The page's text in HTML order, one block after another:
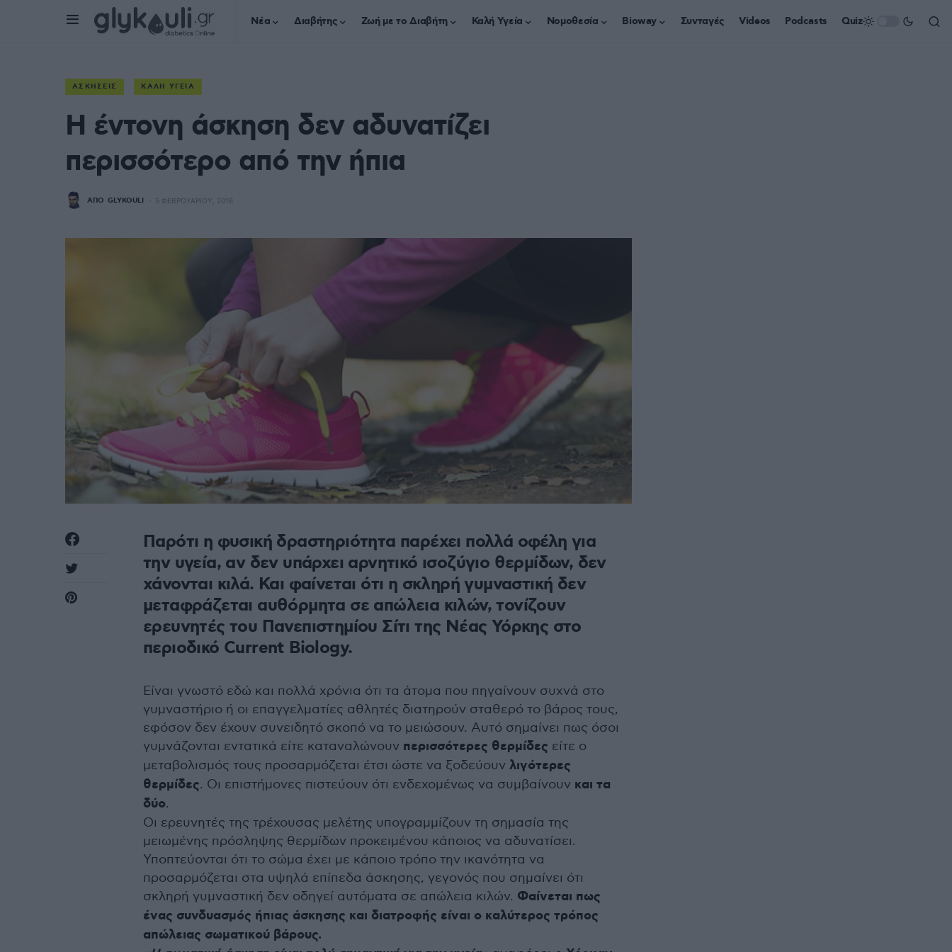
Νέα Διαβήτης Ζωή με το Διαβήτη Καλή Υγεία Νομοθεσία Bioway Συνταγές Videos Podcasts Quiz
ΑΣΚΉΣΕΙΣ ΚΑΛΉ ΥΓΕΊΑ
Η έντονη άσκηση δεν αδυνατίζει
περισσότερο από την ήπια
ΑΠΌ GLYKOULI 5 ΦΕΒΡΟΥΑΡΊΟΥ, 2016
Παρότι η φυσική δραστηριότητα παρέχει πολλά οφέλη για
την υγεία, αν δεν υπάρχει αρνητικό ισοζύγιο θερμίδων, δεν
χάνονται κιλά. Και φαίνεται ότι η σκληρή γυμναστική δεν
μεταφράζεται αυθόρμητα σε απώλεια κιλών, τονίζουν
ερευνητές του Πανεπιστημίου Σίτι της Νέας Υόρκης στο
περιοδικό Current Biology.
Είναι γνωστό εδώ και πολλά χρόνια ότι τα άτομα που πηγαίνουν συχνά στο
γυμναστήριο ή οι επαγγελματίες αθλητές διατηρούν σταθερό το βάρος τους,
εφόσον δεν έχουν συνειδητό σκοπό να το μειώσουν. Αυτό σημαίνει πως όσοι
γυμνάζονται εντατικά είτε καταναλώνουν περισσότερες θερμίδες είτε ο
μεταβολισμός τους προσαρμόζεται έτσι ώστε να ξοδεύουν λιγότερες
θερμίδες. Οι επιστήμονες πιστεύουν ότι ενδεχομένως να συμβαίνουν και τα
δύο.
Οι ερευνητές της τρέχουσας μελέτης υπογραμμίζουν τη σημασία της
μειωμένης πρόσληψης θερμίδων προκειμένου κάποιος να αδυνατίσει.
Υποπτεύονται ότι το σώμα έχει με κάποιο τρόπο την ικανότητα να
προσαρμόζεται στα υψηλά επίπεδα άσκησης, γεγονός που σημαίνει ότι
σκληρή γυμναστική δεν οδηγεί αυτόματα σε απώλεια κιλών. Φαίνεται πως
ένας συνδυασμός ήπιας άσκησης και διατροφής είναι ο καλύτερος τρόπος
απώλειας σωματικού βάρους.